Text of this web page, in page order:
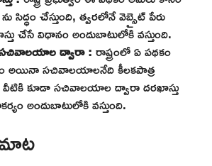
సిద్ధం చేస్తుంది, త్వరలోనే వెబ్సైట్ పేరు
చేసే విధానం అందుబాటులోకి వస్తుంది.
సచివాలయాల ద్వారా :రాష్ట్రంలో ఏ పథకం
అయినా సచివాలయాలనేది కీలకపాత్ర
కూడా సచివాలయాల ద్వారా దరఖాస్తు
అందుబాటులోకి వస్తుంది.